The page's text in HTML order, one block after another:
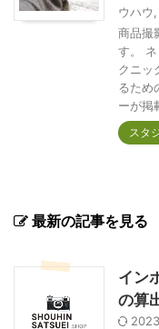
ウハウ
商品撮
す。
クニッ
るため
ーが掲
スタ
最新の記事を見る
イン
の算